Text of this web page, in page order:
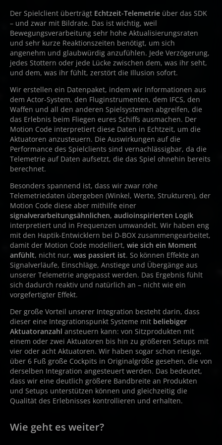
Der Spielclient überträgt Echtzeit-Telemetrie über das SDK
– und zwar mit Bildrate. Das ist wichtig, weil
Bewegungsverarbeitung sehr hohe Aktualisierungsraten
und sehr kurze Reaktionszeiten benötigt, um sich
angenehm und glaubwürdig anzufühlen. Jede Verzögerung,
jedes Stottern oder jede Lücke zwischen dem, was ihr seht,
und dem, was ihr fühlt, zerstört die Illusion sofort.
Wir erstellen ein Datenpaket, indem wir Informationen aus
dem Actor-System, den Fluginstrumenten, dem IFCS, den
Waffen und all den anderen Spielsystemen abgreifen, die
das Erlebnis beim Fliegen eures Schiffs ausmachen. Der
Motion Code interpretiert diese Daten in Echtzeit, um die
Aktuatoren anzusteuern. Die Auswirkungen auf die
Performance des Spielclients sind vernachlässigbar, da die
Telemetrie auf Daten aufsetzt, die das Spiel ohnehin bereits
berechnet.
Besonders spannend ist, dass wir zwar rohe
Telemetriedaten übergeben (Winkel, Werte, Strukturen), der
Motion Code diese aber mithilfe einer
signalverarbeitungsähnlichen, audioinspirierten Logik
interpretiert und in Frequenzen umwandelt. Wir haben eng
mit den Haptik-Entwicklern bei D-BOX zusammengearbeitet,
damit der Motion Code modelliert, wie sich ein Moment
anfühlt, nicht nur, was passiert ist. So können Effekte an
Signalverläufe, Einschläge, Anstiege und Übergänge aus
unserer Telemetrie angepasst werden. Das Ergebnis fühlt
sich dadurch reaktiv und natürlich an – nicht wie ein
vorgefertigter Effekt.
Der große Vorteil unserer Integration besteht darin, dass
dieser eine Integrationspunkt Systeme mit beliebiger
Aktuatoranzahl ansteuern kann: von Sitzprodukten mit
einem oder zwei Aktuatoren bis hin zu größeren Setups mit
vier oder acht Aktuatoren. Wir haben sogar schon riesige,
über 6 Fuß große Cockpits in Originalgröße gesehen, die von
derselben Integration angesteuert werden. Das bedeutet,
dass wir eine deutlich größere Bandbreite an Produkten
und Setups unterstützen können und gleichzeitig die
Qualität des Erlebnisses kontrollieren und erhalten.
Wie geht es weiter?